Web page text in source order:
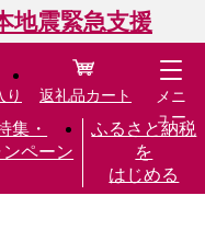
地震緊急支援
集・
ンペーン
ふるさと納税
を
はじめる
り 返礼品カート
メニ
ュー